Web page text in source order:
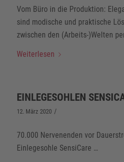
Vom Büro in die Produktion:
sind modische und praktische
zwischen den (Arbeits-)Welten
Weiterlesen
EINLEGESOHLEN
12. März 2020 /
70.000 Nervenenden vor
Einlegesohle SensiCare …